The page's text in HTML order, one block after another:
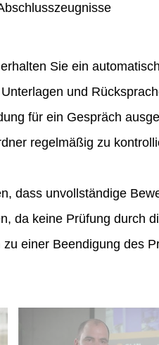
Sie ein
und
für ein Gespräch
regelmäßig zu
dass unvollständige
da keine Prüfung durch
einer Beendigung des